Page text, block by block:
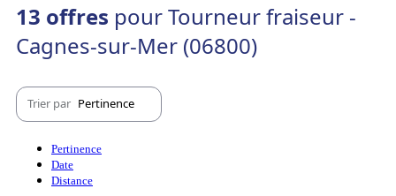
13 offres pour Tourneur fraiseur -
Cagnes-sur-Mer (06800)
Trier par Pertinence
Pertinence
Date
Distance